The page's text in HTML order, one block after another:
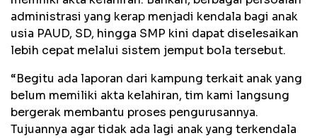
administrasi yang kerap menjadi kendala bagi anak
usia PAUD, SD, hingga SMP kini dapat diselesaikan
lebih cepat melalui sistem jemput bola tersebut.
“Begitu ada laporan dari kampung terkait anak yang
belum memiliki akta kelahiran, tim kami langsung
bergerak membantu proses pengurusannya.
Tujuannya agar tidak ada lagi anak yang terkendala